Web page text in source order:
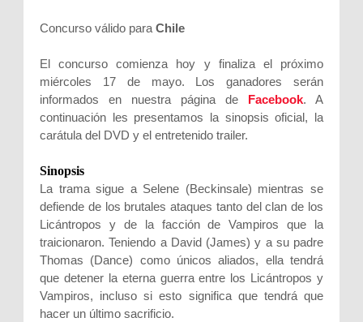
Concurso válido para Chile
El concurso comienza hoy y finaliza el próximo
miércoles 17 de mayo. Los ganadores serán
informados en nuestra página de Facebook. A
continuación les presentamos la sinopsis oficial, la
carátula del DVD y el entretenido trailer.
Sinopsis
La trama sigue a Selene (Beckinsale) mientras se
defiende de los brutales ataques tanto del clan de los
Licántropos y de la facción de Vampiros que la
traicionaron. Teniendo a David (James) y a su padre
Thomas (Dance) como únicos aliados, ella tendrá
que detener la eterna guerra entre los Licántropos y
Vampiros, incluso si esto significa que tendrá que
hacer un último sacrificio.